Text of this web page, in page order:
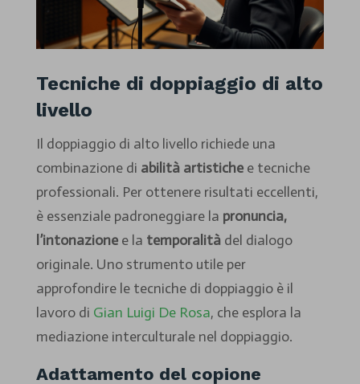
Tecniche di doppiaggio di alto
livello
Il doppiaggio di alto livello richiede una
combinazione di abilità artistichee tecniche
professionali. Per ottenere risultati eccellenti,
è essenziale padroneggiare la pronuncia,
l’intonazionee la temporalitàdel dialogo
originale. Uno strumento utile per
approfondire le tecniche di doppiaggio è il
lavoro di Gian Luigi De Rosa, che esplora la
mediazione interculturale nel doppiaggio.
Adattamento del copione